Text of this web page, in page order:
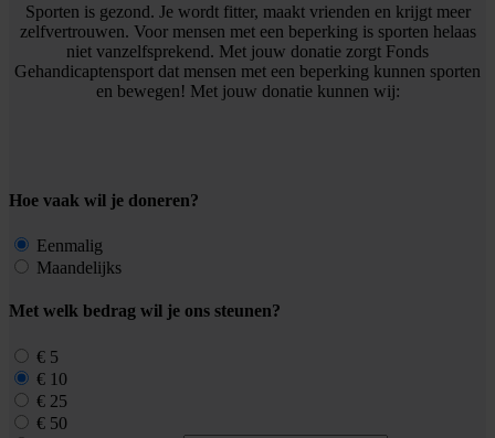
Sporten is gezond. Je wordt fitter, maakt vrienden en krijgt meer
zelfvertrouwen. Voor mensen met een beperking is sporten helaas
niet vanzelfsprekend. Met jouw donatie zorgt Fonds
Gehandicaptensport dat mensen met een beperking kunnen sporten
en bewegen! Met jouw donatie kunnen wij:
Hoe vaak wil je doneren?
Eenmalig
Maandelijks
Met welk bedrag wil je ons steunen?
€ 5
€ 10
€ 25
€ 50